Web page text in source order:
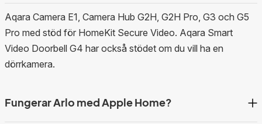
Aqara Camera E1, Camera Hub G2H, G2H Pro, G3 och G5
Pro med stöd för HomeKit Secure Video. Aqara Smart
Video Doorbell G4 har också stödet om du vill ha en
dörrkamera.
Fungerar Arlo med Apple Home?